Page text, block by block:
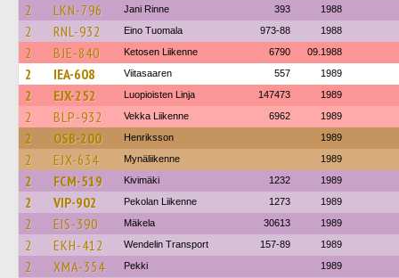
2 LKN-796 Jani Rinne 393 1988
2 RNL-932 Eino Tuomala 973-88 1988
2 BJE-840 Ketosen Liikenne 6790 09.1988
2 IEA-608 Viitasaaren 557 1989
2 EJX-252 Luopioisten Linja 147473 1989
2 BLP-932 Vekka Liikenne 6962 1989
2 OSB-200 Henriksson 1989
2 EJX-634 Mynäliikenne 1989
2 FCM-519 Kivimäki 1232 1989
2 VIP-902 Pekolan Liikenne 1273 1989
2 EIS-390 Mäkela 30613 1989
2 EKH-412 Wendelin Transport 157-89 1989
2 XMA-354 Pekki 1989